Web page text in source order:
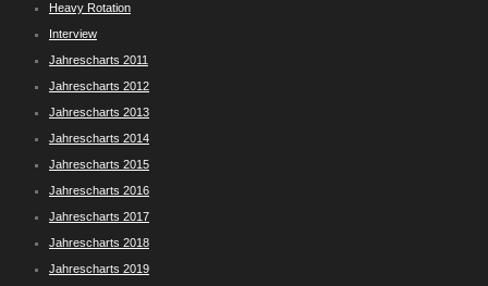
Heavy Rotation
Interview
Jahrescharts 2011
Jahrescharts 2012
Jahrescharts 2013
Jahrescharts 2014
Jahrescharts 2015
Jahrescharts 2016
Jahrescharts 2017
Jahrescharts 2018
Jahrescharts 2019